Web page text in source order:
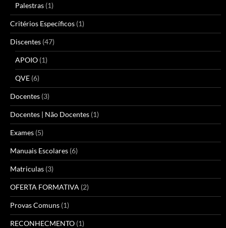
Palestras (1)
Critérios Específicos (1)
Discentes (47)
APOIO (1)
QVE (6)
Docentes (3)
Docentes | Não Docentes (1)
Exames (5)
Manuais Escolares (6)
Matriculas (3)
OFERTA FORMATIVA (2)
Provas Comuns (1)
RECONHECMENTO (1)